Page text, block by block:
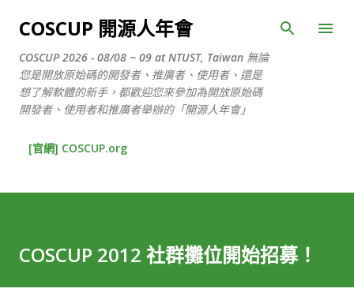
跳到主要內容
COSCUP 開源人年會
COSCUP 2026 - 08/08 ~ 09 at NTUST, Taiwan 無論
您是開放原始碼的開發者、推廣者、使用者、還是
想了解軟體的新手，都歡迎您來參加為開放原始碼
開發者、使用者和推廣者舉辦的「開源人年會」
[官網] COSCUP.org
COSCUP 2012 社群攤位開始招募！